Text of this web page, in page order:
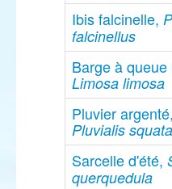
Ibis falcinelle,
falcinellus
Barge à queue
Limosa limosa
Pluvier argenté,
Pluvialis
Sarcelle d'été,
querquedula